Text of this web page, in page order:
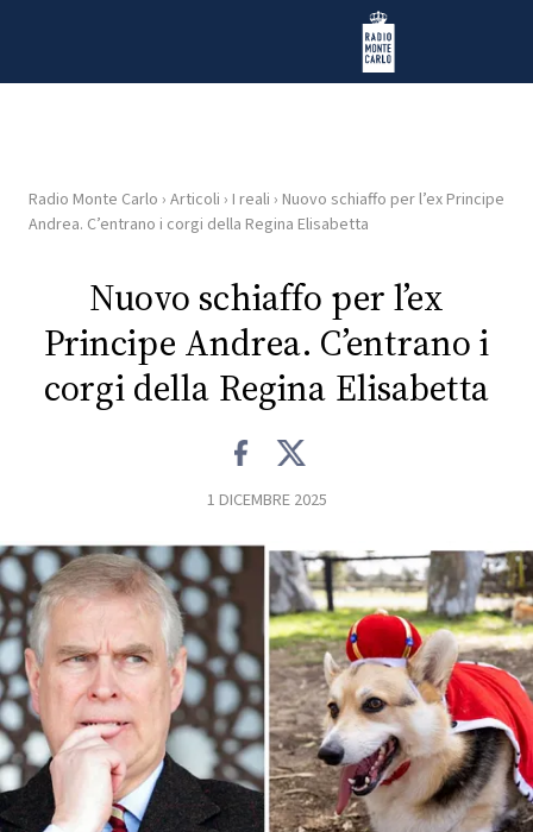
Radio Monte Carlo
HOME
RADIO
WEB
FOTO
CONCORSI
EVENTI
VIDEO
Radio Monte Carlo › Articoli › I reali › Nuovo schiaffo per l’ex Principe
Andrea. C’entrano i corgi della Regina Elisabetta
Nuovo schiaffo per l’ex
Principe Andrea. C’entrano i
corgi della Regina Elisabetta
1 DICEMBRE 2025